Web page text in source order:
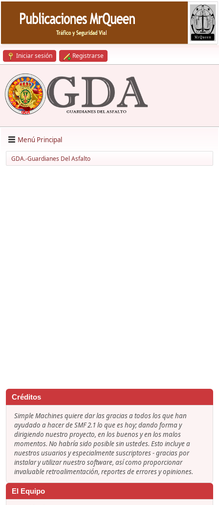
Iniciar sesión Registrarse
Menú Principal
GDA.-Guardianes Del Asfalto
Créditos
Simple Machines quiere dar las gracias a todos los que han
ayudado a hacer de SMF 2.1 lo que es hoy; dando forma y
dirigiendo nuestro proyecto, en los buenos y en los malos
momentos. No habría sido posible sin ustedes. Esto incluye a
nuestros usuarios y especialmente suscriptores - gracias por
instalar y utilizar nuestro software, así como proporcionar
invaluable retroalimentación, reportes de errores y opiniones.
El Equipo